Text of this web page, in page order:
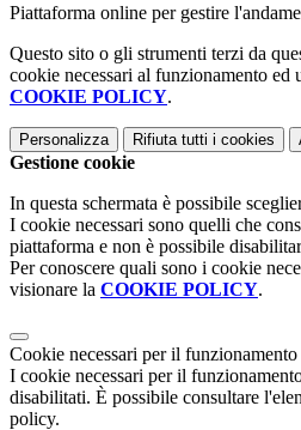
Piattaforma online per gestire
Questo sito o gli strumenti terzi da
cookie necessari al funzionamento
COOKIE POLICY.
Personalizza Rifiuta tutti i cookies
Gestione cookie
In questa schermata è possibile
I cookie necessari sono quelli che
piattaforma e non è possibile
Per conoscere quali sono i cookie
visionare la COOKIE POLICY.
Cookie necessari per il funzionamento
I cookie necessari per il
disabilitati. È possibile consultare
policy.